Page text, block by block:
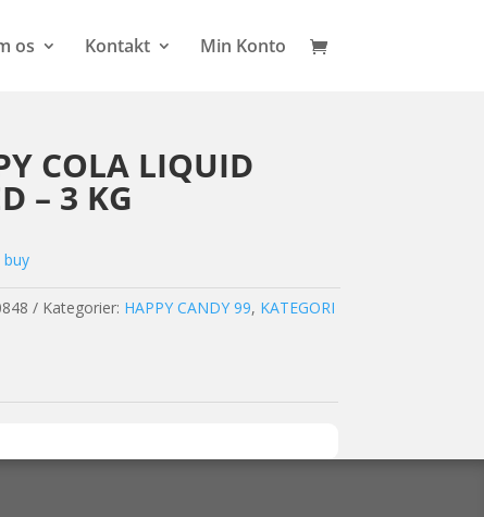
os Kontakt Min Konto
COLA LIQUID
– 3 KG
buy
Kategorier: HAPPY CANDY 99, KATEGORI